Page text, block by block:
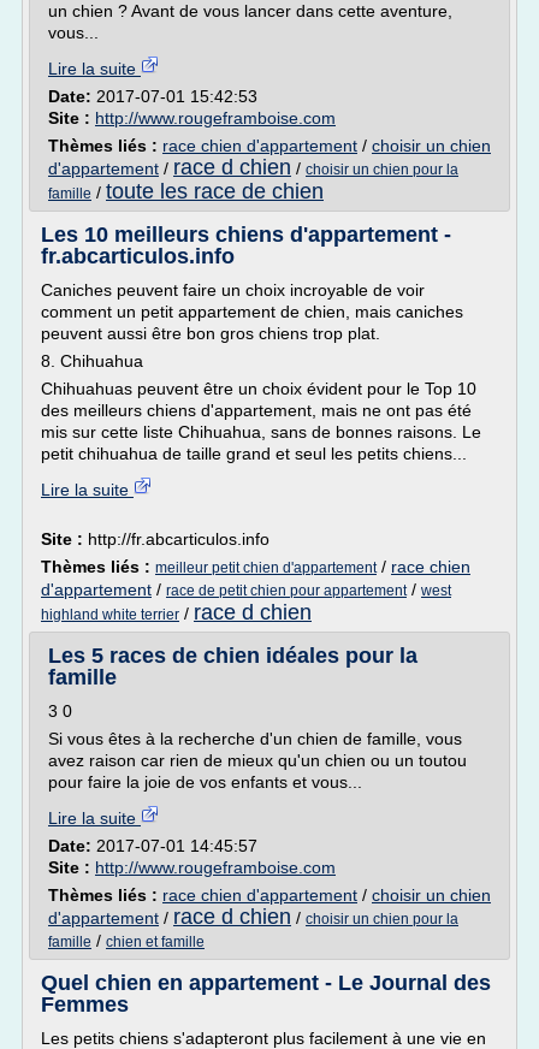
un chien ? Avant de vous lancer dans cette aventure,
vous...
Lire la suite
Date: 2017-07-01 15:42:53
Site : http://www.rougeframboise.com
Thèmes liés : race chien d'appartement / choisir un chien
d'appartement / race d chien / choisir un chien pour la
famille / toute les race de chien
Les 10 meilleurs chiens d'appartement -
fr.abcarticulos.info
Caniches peuvent faire un choix incroyable de voir
comment un petit appartement de chien, mais caniches
peuvent aussi être bon gros chiens trop plat.
8. Chihuahua
Chihuahuas peuvent être un choix évident pour le Top 10
des meilleurs chiens d'appartement, mais ne ont pas été
mis sur cette liste Chihuahua, sans de bonnes raisons. Le
petit chihuahua de taille grand et seul les petits chiens...
Lire la suite
Site : http://fr.abcarticulos.info
Thèmes liés : meilleur petit chien d'appartement/ race chien
d'appartement / race de petit chien pour appartement/ west
highland white terrier / race d chien
Les 5 races de chien idéales pour la
famille
3 0
Si vous êtes à la recherche d'un chien de famille, vous
avez raison car rien de mieux qu'un chien ou un toutou
pour faire la joie de vos enfants et vous...
Lire la suite
Date: 2017-07-01 14:45:57
Site : http://www.rougeframboise.com
Thèmes liés : race chien d'appartement / choisir un chien
d'appartement / race d chien / choisir un chien pour la
famille / chien et famille
Quel chien en appartement - Le Journal des
Femmes
Les petits chiens s'adapteront plus facilement à une vie en